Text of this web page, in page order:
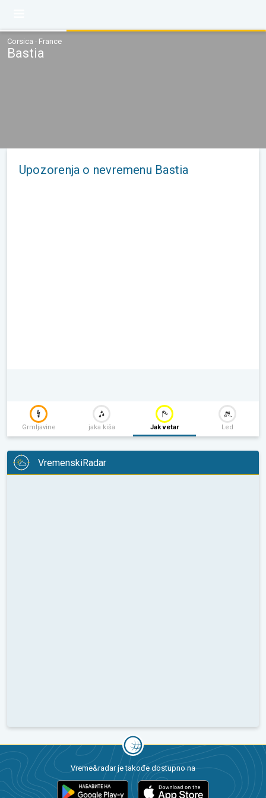
Corsica · France
Bastia
Upozorenja o nevremenu Bastia
Grmljavine jaka kiša Jak vetar Led
VremenskiRadar
Vreme&radar je takođe dostupno na